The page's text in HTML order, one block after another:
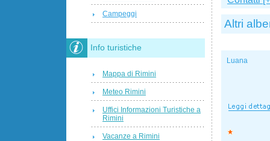
Altri
Luana
Campeggi
Info turistiche
Mappa di Rimini
Meteo Rimini
Uffici Informazioni Turistiche a
Rimini
Vacanze a Rimini